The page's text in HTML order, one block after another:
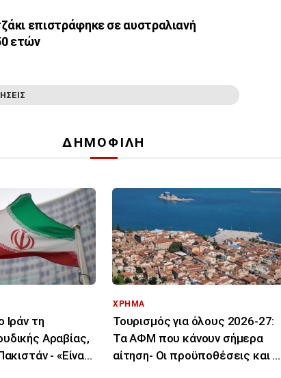
επιστράφηκε σε αυστραλιανή
ετών
ΔΗΜΟΦΙΛΗ
Ιράν τη
Αραβίας,
- «Είναι
ΧΡΗΜΑ
Τουρισμός για όλους 2026-27:
Τα ΑΦΜ που κάνουν σήμερα
αίτηση- Οι προϋποθέσεις και οι